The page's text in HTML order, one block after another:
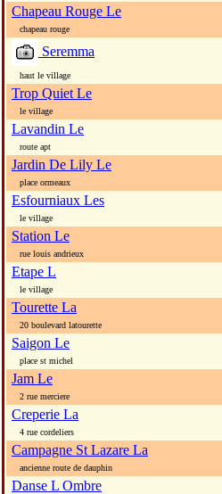
Chapeau Rouge Le
chapeau rouge
Seremma
haut le village
Trop Quiet Le
le village
Lavandin Le
route apt
Jardin De Lily Le
place ormeaux
Esfourniaux Les
le village
Station Le
rue louis andrieux
Etape L
le village
Tourette La
20 boulevard latourette
Saigon Le
place st michel
Jam Le
2 rue merciere
Creperie La
4 rue cordeliers
Campagne St Lazare La
ancienne route de dauphin
Danse L Ombre